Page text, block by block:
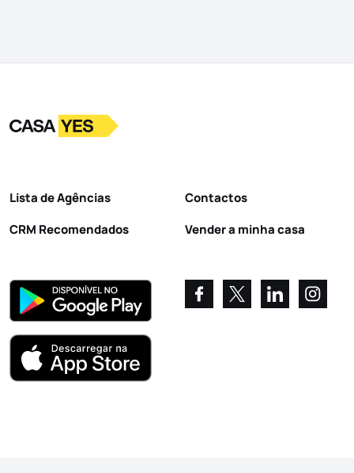
LogoIr para a homepage
Lista de Agências
CRM Recomendados
Contactos
Vender a minha casa